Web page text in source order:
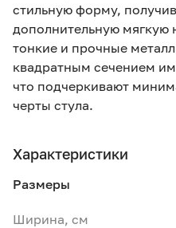
стильную форму,
дополнительную мягкую
тонкие и прочные
квадратным сечением
что подчеркивают
черты стула.
Характеристики
Размеры
Ширина, см